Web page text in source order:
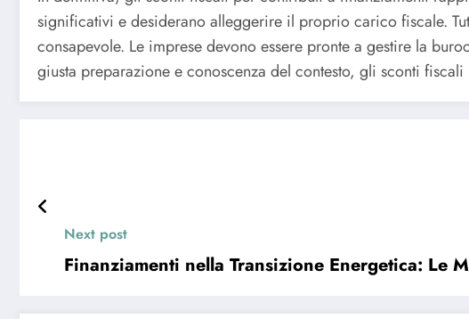
significativi e desiderano alleggerire il proprio carico fiscale.
consapevole. Le imprese devono essere pronte a gestire la
giusta preparazione e conoscenza del contesto, gli sconti
Next post
Finanziamenti nella Transizione Energetica: Le